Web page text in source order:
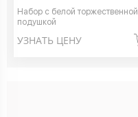
Набор с белой торжественной
подушкой
УЗНАТЬ ЦЕНУ